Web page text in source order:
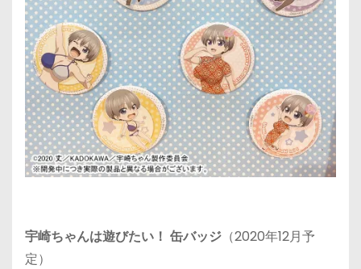
宇崎ちゃんは遊びたい！ 缶バッジ （2020年12月予
定）